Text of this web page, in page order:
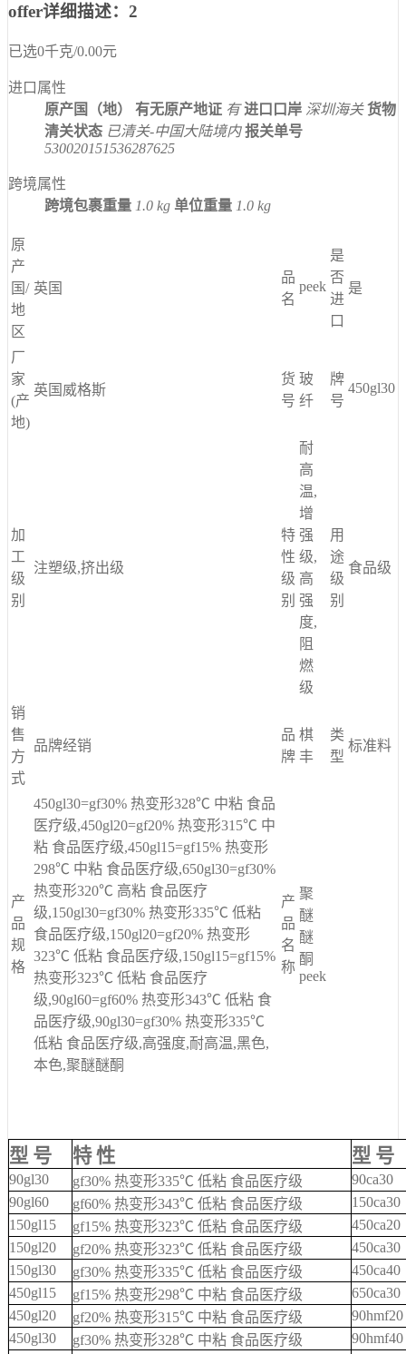
offer详细描述：2
已选0千克/0.00元
进口属性
原产国（地）
有无原产地证 有进口口岸 深圳海关 货物
清关状态 已清关-中国大陆境内 报关单号
530020151536287625
跨境属性
跨境包裹重量 1.0 kg 单位重量 1.0 kg
原
产
国/
地
区
英国
品
名
peek
是
否
进
口
是
厂
家
(产
地)
英国威格斯
货
号
玻
纤
牌
号
450gl30
加
工
级
别
注塑级,挤出级
特
性
级
别
耐
高
温,
增
强
级,
高
强
度,
阻
燃
级
用
途
级
别
食品级
销
售
方
式
品牌经销
品
牌
棋
丰
类
型
标准料
产
品
规
格
450gl30=gf30% 热变形328℃ 中粘 食品
医疗级,450gl20=gf20% 热变形315℃ 中
粘 食品医疗级,450gl15=gf15% 热变形
298℃ 中粘 食品医疗级,650gl30=gf30%
热变形320℃ 高粘 食品医疗
级,150gl30=gf30% 热变形335℃ 低粘
食品医疗级,150gl20=gf20% 热变形
323℃ 低粘 食品医疗级,150gl15=gf15%
热变形323℃ 低粘 食品医疗
级,90gl60=gf60% 热变形343℃ 低粘 食
品医疗级,90gl30=gf30% 热变形335℃
低粘 食品医疗级,高强度,耐高温,黑色,
本色,聚醚醚酮
产
品
名
称
聚
醚
醚
酮
peek
型 号 特 性 型 号
90gl30 gf30% 热变形335℃ 低粘 食品医疗级
90ca30
90gl60
gf60% 热变形343℃ 低粘 食品医疗级
150ca30
150gl15
gf15% 热变形323℃ 低粘 食品医疗级
450ca20
150gl20
gf20% 热变形323℃ 低粘 食品医疗级
450ca30
150gl30
gf30% 热变形335℃ 低粘 食品医疗级
450ca40
450gl15
gf15% 热变形298℃ 中粘 食品医疗级
650ca30
450gl20
gf20% 热变形315℃ 中粘 食品医疗级
90hmf20
450gl30
gf30% 热变形328℃ 中粘 食品医疗级
90hmf40